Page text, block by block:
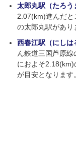
太郎丸駅（たろう
2.07(km)進んだと
の太郎丸駅があり
西春江駅（にしは
ん鉄道三国芦原
におよそ
が目安となります。